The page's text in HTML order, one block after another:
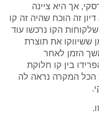
אך היא ציינה
זה הוכח שהיה זה קו
הקו נרכשו עוד
ששיווקו את תוצרת
הזמן לאחר
בין קו חלוקת
הכל המקרה נראה לה